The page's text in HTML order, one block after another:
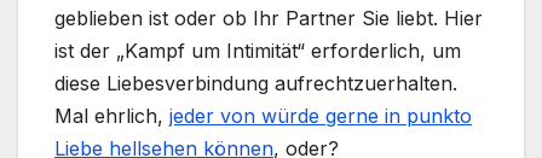
geblieben ist oder ob Ihr Partner Sie liebt. Hier
ist der „Kampf um Intimität“ erforderlich, um
diese Liebesverbindung aufrechtzuerhalten.
Mal ehrlich, jeder von würde gerne in punkto
Liebe hellsehen können, oder?